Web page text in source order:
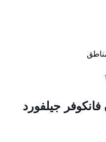
جيلفورد